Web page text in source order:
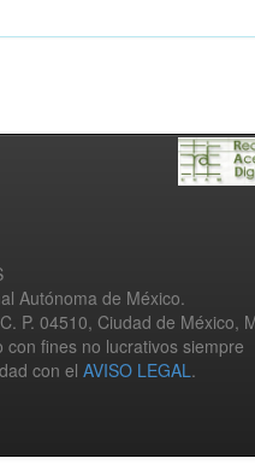
Autónoma de México.
P. 04510, Ciudad de México,
fines no lucrativos siempre
con el AVISO LEGAL.